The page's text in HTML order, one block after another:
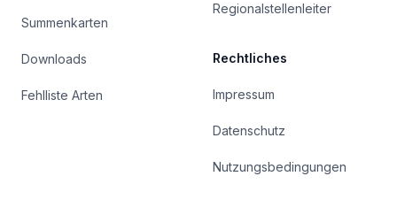
Summenkarten
Downloads
Fehlliste Arten
Regionalstellenleiter
Rechtliches
Impressum
Datenschutz
Nutzungsbedingungen